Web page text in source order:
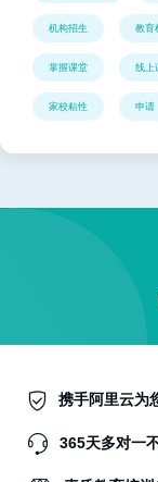
机构招生 教育
掌握课堂 线上
家校粘性 申请
携手阿里云为
365天多对一